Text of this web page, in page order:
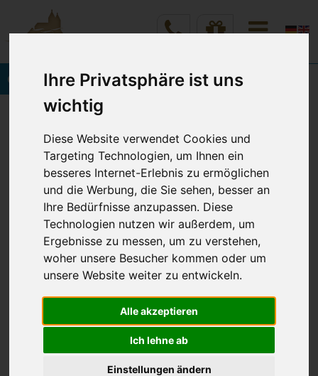
Ihre Privatsphäre ist uns
wichtig
Diese Website verwendet Cookies und
Targeting Technologien, um Ihnen ein
besseres Internet-Erlebnis zu ermöglichen
und die Werbung, die Sie sehen, besser an
Ihre Bedürfnisse anzupassen. Diese
Technologien nutzen wir außerdem, um
Ergebnisse zu messen, um zu verstehen,
woher unsere Besucher kommen oder um
unsere Website weiter zu entwickeln.
Alle akzeptieren
Ich lehne ab
Einstellungen ändern
Onlinebuchung
Vineta Hotels Usedom
Angebote & Arrangements
Details
ROMANTISCHER KURZTRIP
MIT CANDLE-LIGHT-DINNER
Gut ins neue Jahr
Buchbar in den
INSELHOF VINETA
VINETA STRANDHOTELS